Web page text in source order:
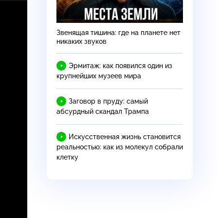
Звенящая тишина: где на планете нет
никаких звуков
Эрмитаж: как появился один из
крупнейших музеев мира
Заговор в пруду: самый
абсурдный скандал Трампа
Искусственная жизнь становится
реальностью: как из молекул собрали
клетку